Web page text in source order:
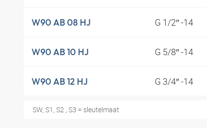
W90 AB 08 HJ G 1/2″ -14
W90 AB 10 HJ G 5/8″ -14
W90 AB 12 HJ G 3/4″ -14
SW, S1, S2 , S3 = sleutelmaat